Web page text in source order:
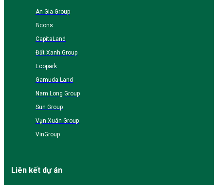
An Gia Group
Bcons
CapitaLand
Đất Xanh Group
Ecopark
Gamuda Land
Nam Long Group
Sun Group
Vạn Xuân Group
VinGroup
Liên kết dự án